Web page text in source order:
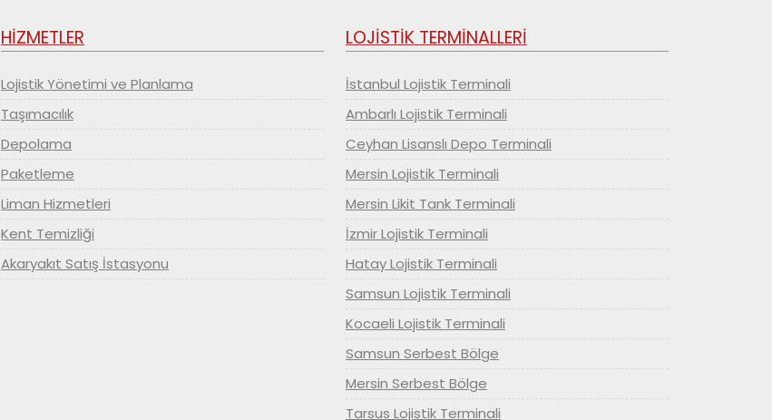
HİZMETLER
Lojistik Yönetimi ve Planlama
Taşımacılık
Depolama
Paketleme
Liman Hizmetleri
Kent Temizliği
Akaryakıt Satış İstasyonu
LOJİSTİK TERMİNALLERİ
İstanbul Lojistik Terminali
Ambarlı Lojistik Terminali
Ceyhan Lisanslı Depo Terminali
Mersin Lojistik Terminali
Mersin Likit Tank Terminali
İzmir Lojistik Terminali
Hatay Lojistik Terminali
Samsun Lojistik Terminali
Kocaeli Lojistik Terminali
Samsun Serbest Bölge
Mersin Serbest Bölge
Tarsus Lojistik Terminali